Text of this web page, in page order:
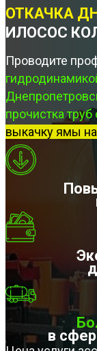
ОТКАЧКА
ИЛОСОС
Проводите
прочистка
выкачку ямы
в